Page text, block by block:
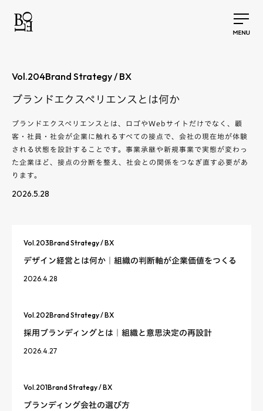
Vol.204Brand Strategy / BX
ブランドエクスペリエンスとは何か
ブランドエクスペリエンスとは、ロゴやWebサイトだけでなく、顧
客・社員・社会が企業に触れるすべての接点で、会社の現在地が体験
される状態を設計することです。事業承継や新規事業で実態が変わっ
た企業ほど、接点の分断を整え、社会との関係をつなぎ直す必要があ
ります。
2026.5.28
Vol.203Brand Strategy / BX
デザイン経営とは何か｜組織の判断軸が企業価値をつくる
2026.4.28
Vol.202Brand Strategy / BX
採用ブランディングとは｜組織と意思決定の再設計
2026.4.27
Vol.201Brand Strategy / BX
ブランディング会社の選び方